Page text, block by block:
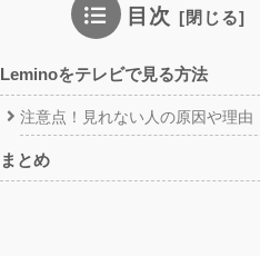
目次
Leminoをテレビで見る方法
注意点！見れない人の原因や理由
まとめ